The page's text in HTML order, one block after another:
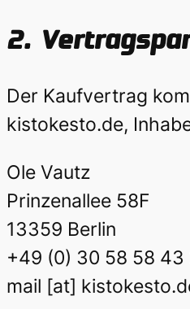
2.
Der Kaufvertrag
kistokesto.de,
Ole Vautz
Prinzenallee 58F
13359 Berlin
+49 (0) 30 58 58 43
mail [at]